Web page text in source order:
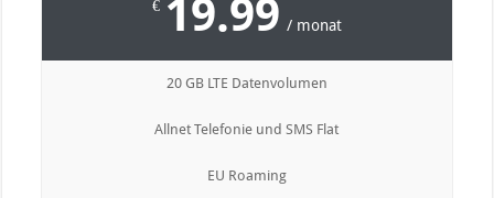
€ 19.99 / monat
20 GB LTE Datenvolumen
Allnet Telefonie und SMS Flat
EU Roaming